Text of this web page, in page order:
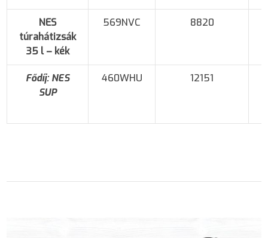
NES
túrahátizsák
35 l – kék
569NVC 8820
Fődíj: NES
SUP
460WHU 12151